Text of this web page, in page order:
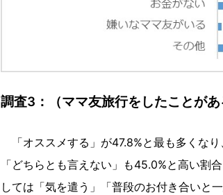
調査3：（ママ友旅行をしたことが
「オススメする」が47.8%と最も多くなり
「どちらとも言えない」も45.0%と高い割
しては「気を遣う」「普段のお付き合いと